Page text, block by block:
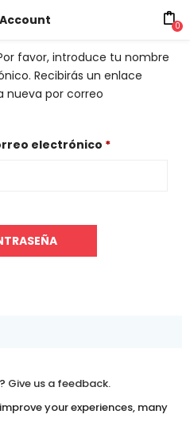
0
favor, introduce tu nombre
Recibirás un enlace
nueva por correo
electrónico *
Give us a feedback.
your experiences, many